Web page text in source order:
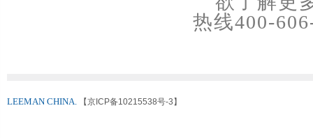
热线400-
LEEMAN CHINA. 【京ICP备10215538号-3】